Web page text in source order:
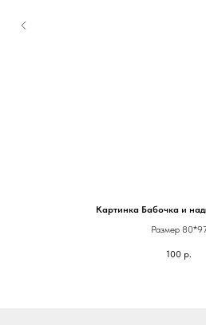
Картинка Бабочка и
Размер
100 р.